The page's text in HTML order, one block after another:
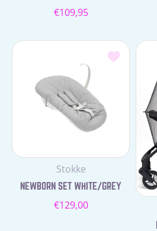
Normale
€109,95
Leverancier:
Stokke
NEWBORN SET WHITE/GREY
Normale
€129,00